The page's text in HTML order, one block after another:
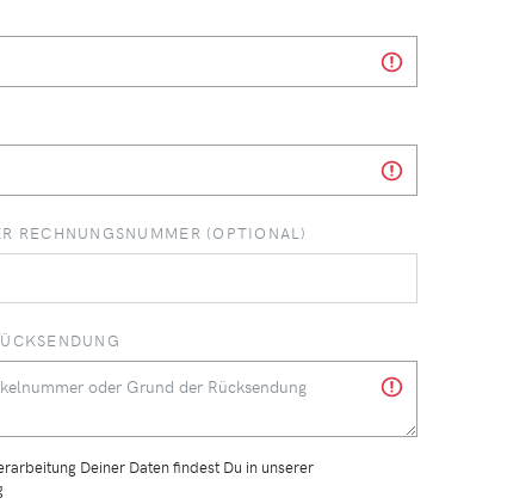
RECHNUNGSNUMMER (OPTIONAL)
Deiner Daten findest Du in unserer